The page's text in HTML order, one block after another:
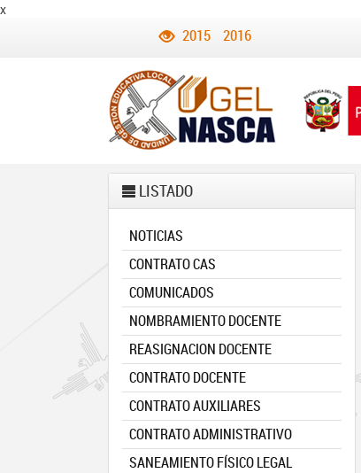
x
2015 2016
LISTADO
NOTICIAS
CONTRATO CAS
COMUNICADOS
NOMBRAMIENTO DOCENTE
REASIGNACION DOCENTE
CONTRATO DOCENTE
CONTRATO AUXILIARES
CONTRATO ADMINISTRATIVO
SANEAMIENTO FÍSICO LEGAL